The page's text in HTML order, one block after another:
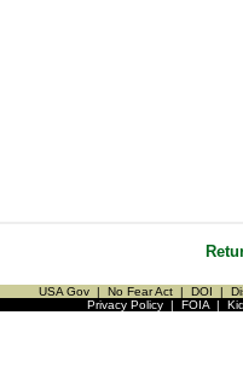
USA Gov | No Fear Act | DOI |
Privacy Policy| FOIA|